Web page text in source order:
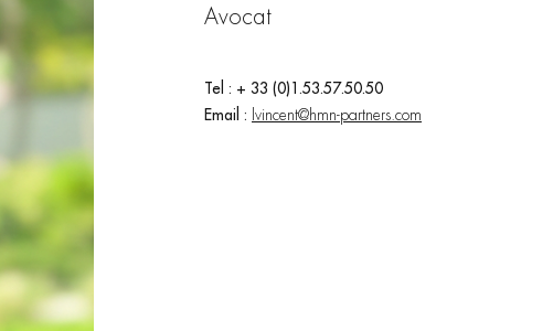
Avocat
Tel : + 33 (0)1.53.57.50.50
Email : lvincent@hmn-partners.com